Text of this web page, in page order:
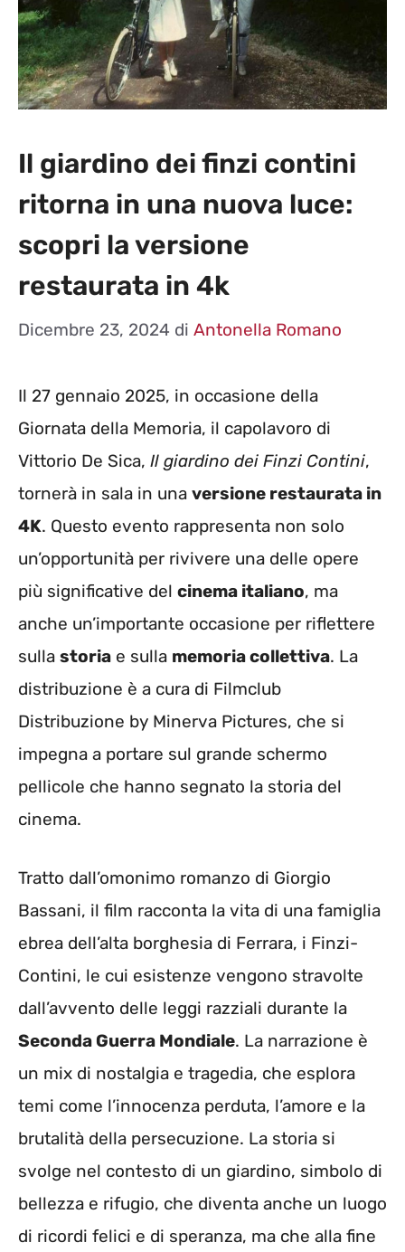
Il giardino dei finzi contini
ritorna in una nuova luce:
scopri la versione
restaurata in 4k
Dicembre 23, 2024 di Antonella Romano
Il 27 gennaio 2025, in occasione della
Giornata della Memoria, il capolavoro di
Vittorio De Sica, Il giardino dei Finzi Contini,
tornerà in sala in una versione restaurata in
4K. Questo evento rappresenta non solo
un’opportunità per rivivere una delle opere
più significative del cinema italiano, ma
anche un’importante occasione per riflettere
sulla storia e sulla memoria collettiva. La
distribuzione è a cura di Filmclub
Distribuzione by Minerva Pictures, che si
impegna a portare sul grande schermo
pellicole che hanno segnato la storia del
cinema.
Tratto dall’omonimo romanzo di Giorgio
Bassani, il film racconta la vita di una famiglia
ebrea dell’alta borghesia di Ferrara, i Finzi-
Contini, le cui esistenze vengono stravolte
dall’avvento delle leggi razziali durante la
Seconda Guerra Mondiale. La narrazione è
un mix di nostalgia e tragedia, che esplora
temi come l’innocenza perduta, l’amore e la
brutalità della persecuzione. La storia si
svolge nel contesto di un giardino, simbolo di
bellezza e rifugio, che diventa anche un luogo
di ricordi felici e di speranza, ma che alla fine